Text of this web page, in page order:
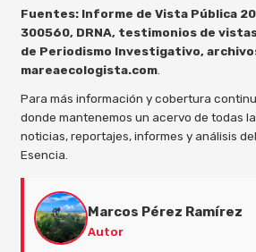
Fuentes: Informe de Vista Pública
300560, DRNA, testimonios de
de Periodismo Investigativo,
mareaecologista.com.
Para más información y cobertura
donde mantenemos un acervo de todas
noticias, reportajes, informes y análisis
Esencia.
Marcos Pérez Ramírez
Autor